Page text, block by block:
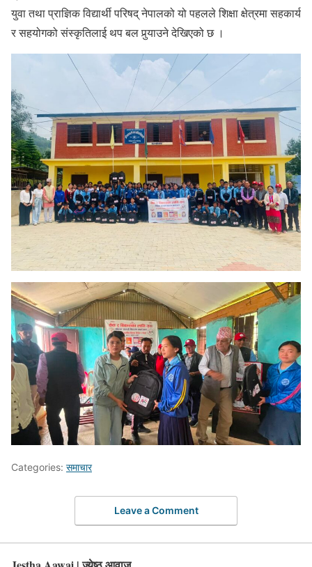
युवा तथा प्राज्ञिक विद्यार्थी परिषद् नेपालको यो पहलले शिक्षा क्षेत्रमा सहकार्य
र सहयोगको संस्कृतिलाई थप बल पुर्‍याउने देखिएको छ ।
Categories: समाचार
Leave a Comment